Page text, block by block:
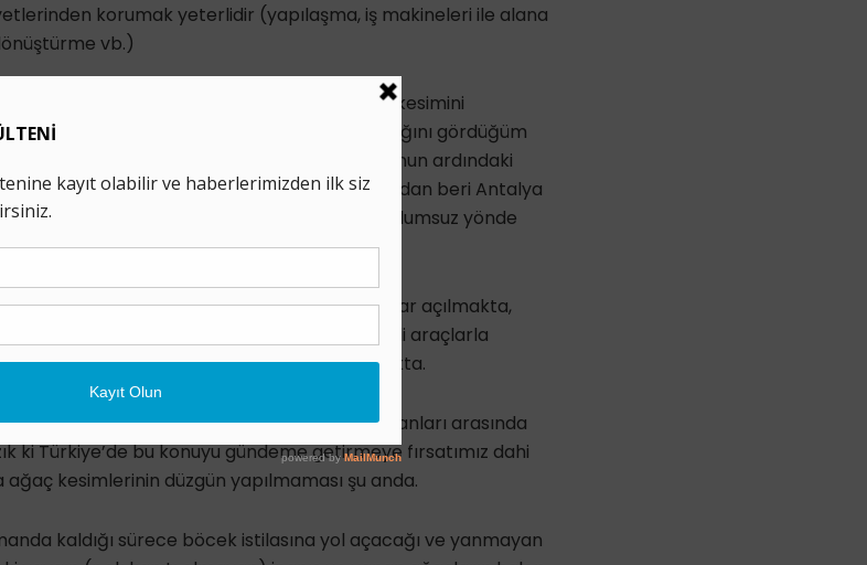
korumak yeterlidir (yapılaşma, iş makineleri ile alana
vb.)
uygulaması olan yanmış ağaçların kesimini
Geçmişte daha kontrollü olarak yapıldığını gördüğüm
aşırı bir müdahaleyle gerçekleşmekte. Bunun ardındaki
mı, denetim eksikliği mi?), ancak kasım ayından beri Antalya
yangın sonrası kesim işlemlerinin habitatı olumsuz yönde
gözlemim oldu.
taşımak için yangın alanı içinde geniş yollar açılmakta,
kesim ve taşıma için yangın alanına paletli araçlarla
olan bitkilerin üzerine bırakılmakta.
olan olumsuz etkileri dünyada bilim insanları arasında
ki Türkiye’de bu konuyu gündeme getirmeye fırsatımız dahi
kesimlerinin düzgün yapılmaması şu anda.
kaldığı sürece böcek istilasına yol açacağı ve yanmayan